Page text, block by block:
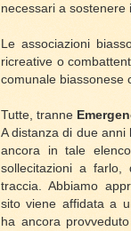
necessari a sostenere
Le associazioni
ricreative o
comunale biassonese
Tutte, tranne
A distanza di due anni
ancora in tale
sollecitazioni a farlo,
traccia. Abbiamo
sito viene affidata a
ha ancora